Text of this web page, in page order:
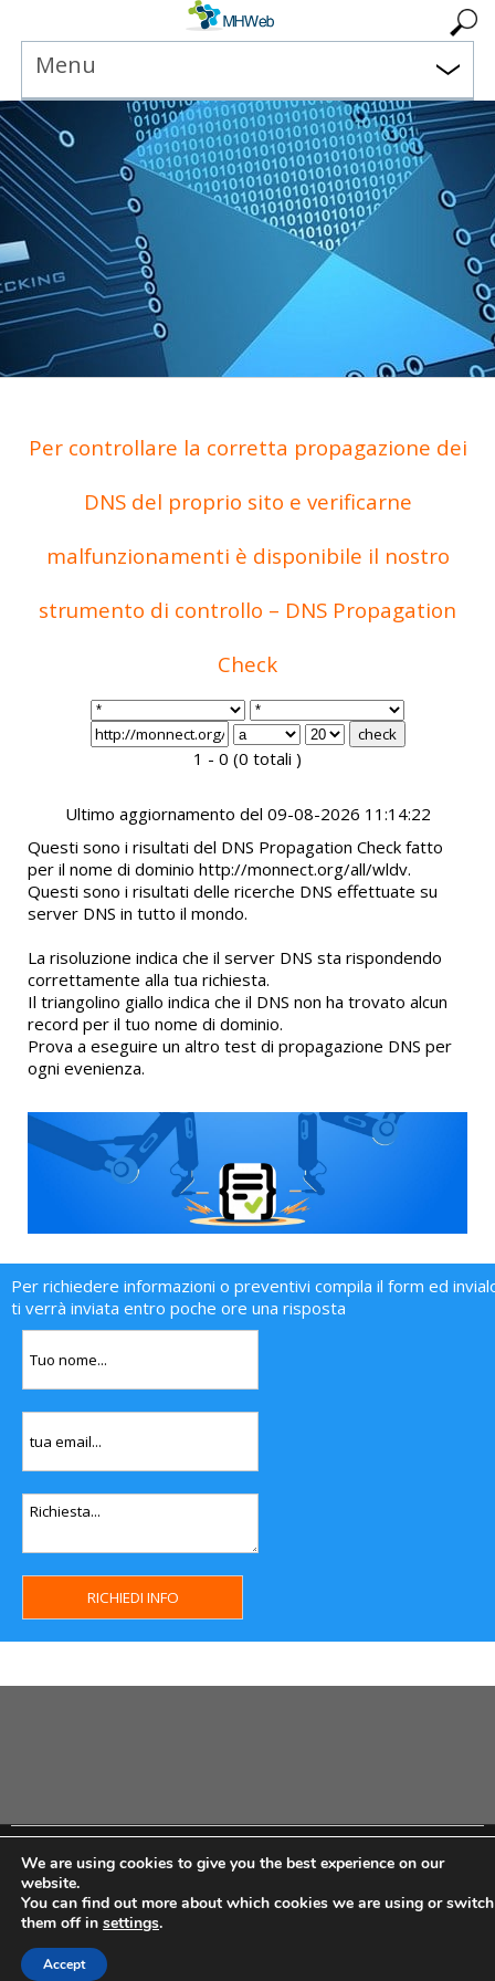
Menu
Per controllare la corretta propagazione dei
DNS del proprio sito e verificarne
malfunzionamenti è disponibile il nostro
strumento di controllo – DNS Propagation
Check
1 - 0 (0 totali )
Ultimo aggiornamento del 09-08-2026 11:14:22
Questi sono i risultati del DNS Propagation Check fatto
per il nome di dominio http://monnect.org/all/wldv.
Questi sono i risultati delle ricerche DNS effettuate su
server DNS in tutto il mondo.
La risoluzione indica che il server DNS sta rispondendo
correttamente alla tua richiesta.
Il triangolino giallo indica che il DNS non ha trovato alcun
record per il tuo nome di dominio.
Prova a eseguire un altro test di propagazione DNS per
ogni evenienza.
Per richiedere informazioni o preventivi compila il form ed
ti verrà inviata entro poche ore una risposta
Copyright MHWeb © 2018 - Privacy & GDPR - Cookie Policy -
We are using cookies to give you the best experience on our
website.
You can find out more about which cookies we are using or switch
them off in settings.
Accept